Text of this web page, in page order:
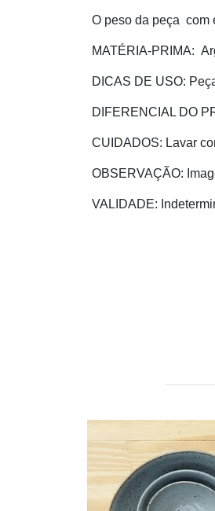
O peso da peça com
MATÉRIA-PRIMA:
DICAS DE USO:
DIFERENCIAL DO
CUIDADOS: Lavar
OBSERVAÇÃO:
VALIDADE: